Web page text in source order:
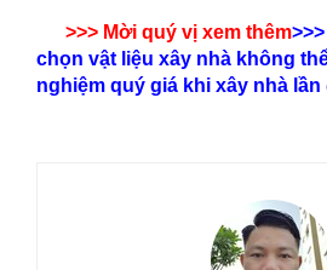
>>> Mời quý vị xem thêm>>>
chọn vật liệu xây nhà không
nghiệm quý giá khi xây nhà lần